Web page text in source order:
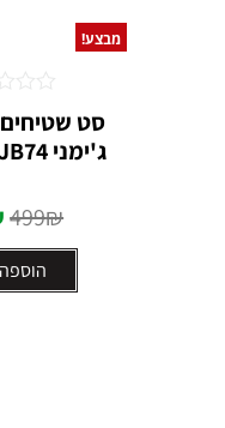
מבצע!
ג'ימני JB74 – אוטומט
499₪